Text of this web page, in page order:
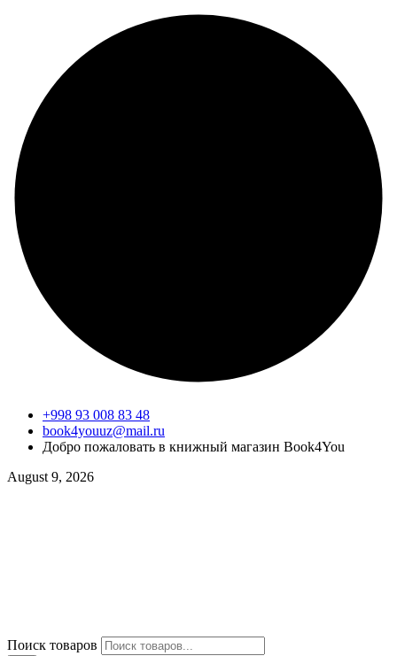
+998 93 008 83 48
book4youuz@mail.ru
Добро пожаловать в книжный магазин Book4You
August 9, 2026
Поиск товаров